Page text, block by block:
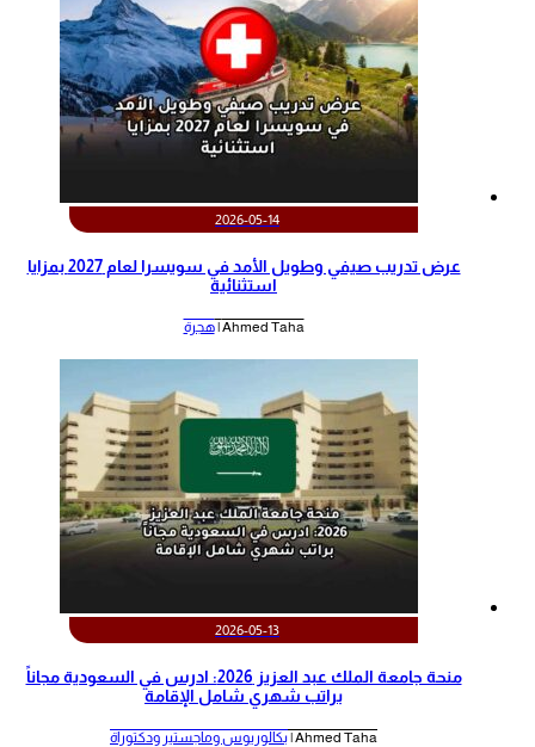
2026-05-14
عرض تدريب صيفي وطويل الأمد في سويسرا لعام 2027 بمزايا
استثنائية
Ahmed Taha | هجرة
2026-05-13
منحة جامعة الملك عبد العزيز 2026: ادرس في السعودية مجاناً
براتب شهري شامل الإقامة
Ahmed Taha | بكالوريوس وماجستير ودكتوراة